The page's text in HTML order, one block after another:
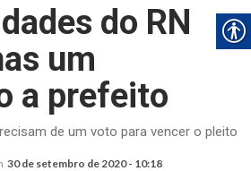
do RN
um
a prefeito
de um voto para vencer o pleito
30 de setembro de 2020 - 10:18